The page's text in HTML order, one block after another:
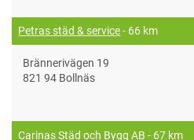
Petras städ & service- 66 km
Brännerivägen 19
821 94 Bollnäs
Carinas Städ och Bygg AB - 67 km